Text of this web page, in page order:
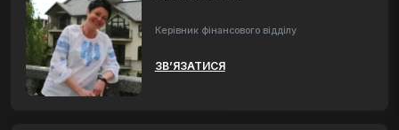
Керівник фінансового відділу
ЗВ’ЯЗАТИСЯ